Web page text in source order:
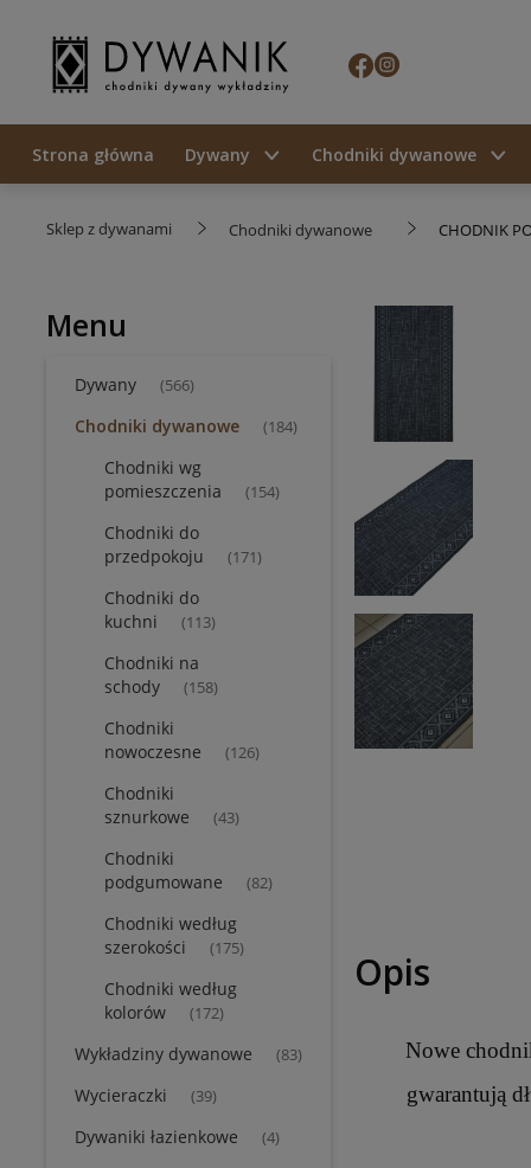
Strona główna Dywany Chodniki dywanowe
Sklep z dywanami Chodniki dywanowe CHODNIK
Menu
Dywany (566)
Chodniki dywanowe (184)
Chodniki wg
pomieszczenia
(154)
Chodniki do
przedpokoju
(171)
Chodniki do
kuchni
(113)
Chodniki na
schody
(158)
Chodniki
nowoczesne
(126)
Chodniki
sznurkowe
(43)
Chodniki
podgumowane
(82)
Chodniki według
szerokości
(175)
Chodniki według
kolorów
(172)
Wykładziny dywanowe (83)
Wycieraczki (39)
Dywaniki łazienkowe (4)
Opis
Nowe
gwarantują